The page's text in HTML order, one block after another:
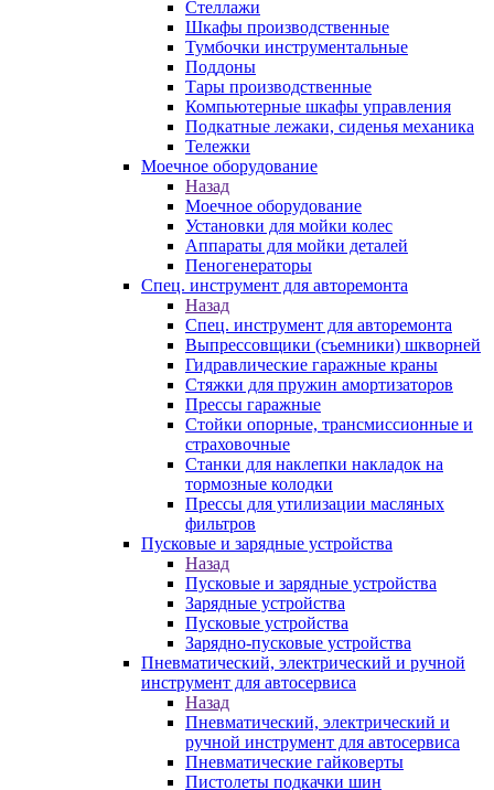
Стеллажи
Шкафы производственные
Тумбочки инструментальные
Поддоны
Тары производственные
Компьютерные шкафы управления
Подкатные лежаки, сиденья механика
Тележки
Моечное оборудование
Назад
Моечное оборудование
Установки для мойки колес
Аппараты для мойки деталей
Пеногенераторы
Спец. инструмент для авторемонта
Назад
Спец. инструмент для авторемонта
Выпрессовщики (съемники) шкворней
Гидравлические гаражные краны
Стяжки для пружин амортизаторов
Прессы гаражные
Стойки опорные, трансмиссионные и
страховочные
Станки для наклепки накладок на
тормозные колодки
Прессы для утилизации масляных
фильтров
Пусковые и зарядные устройства
Назад
Пусковые и зарядные устройства
Зарядные устройства
Пусковые устройства
Зарядно-пусковые устройства
Пневматический, электрический и ручной
инструмент для автосервиса
Назад
Пневматический, электрический и
ручной инструмент для автосервиса
Пневматические гайковерты
Пистолеты подкачки шин